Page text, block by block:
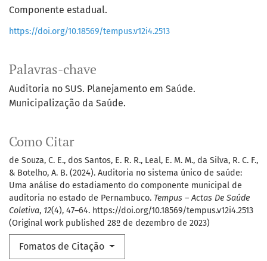
Palavras-chave
Auditoria no SUS. Planejamento em Saúde.
Municipalização da Saúde.
Como Citar
de Souza, C. E., dos Santos, E. R. R., Leal, E. M. M., da Silva, R. C. F.,
& Botelho, A. B. (2024). Auditoria no sistema único de saúde:
Uma análise do estadiamento do componente municipal de
auditoria no estado de Pernambuco. Tempus – Actas De Saúde
Coletiva, 12(4), 47–64. https://doi.org/10.18569/tempus.v12i4.2513
(Original work published 28º de dezembro de 2023)
Fomatos de Citação
Componente estadual.
https://doi.org/10.18569/tempus.v12i4.2513